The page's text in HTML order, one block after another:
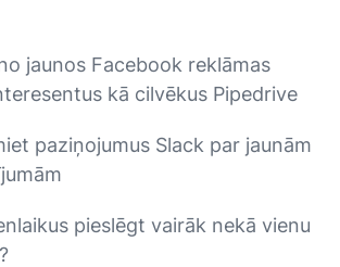
jaunos Facebook reklāmas
kā cilvēkus Pipedrive
paziņojumus Slack par jaunām
pieslēgt vairāk nekā vienu